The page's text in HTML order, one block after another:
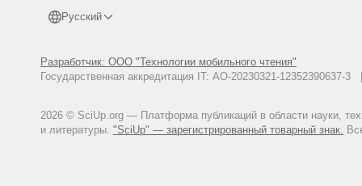
Русский
Разработчик: ООО "Технологии мобильного чтения"
Государственная аккредитация IT: АО-20230321-
2026 © SciUp.org — Платформа публикаций в области науки,
и литературы. "SciUp" — зарегистрированный товарный знак.